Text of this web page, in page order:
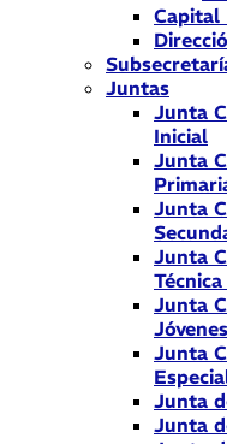
Capital
Juntas
Junta
Inicial
Junta
Junta
Junta
Junta
Junta
Junta
Junta